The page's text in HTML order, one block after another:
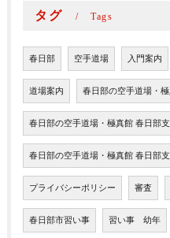
タグ Tags
春日部 空手道場 入門案内
道場案内 春日部の空手道場・
春日部の空手道場・極真館 春日部支
春日部の空手道場・極真館 春日部
プライバシーポリシー 審査
春日部市習い事 習い事 幼年